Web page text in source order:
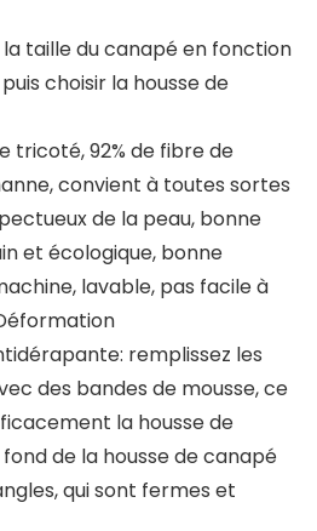
taille du canapé en fonction
choisir la housse de
tricoté, 92% de fibre de
convient à toutes sortes
de la peau, bonne
et écologique, bonne
lavable, pas facile à
remplissez les
des bandes de mousse, ce
la housse de
de la housse de canapé
qui sont fermes et